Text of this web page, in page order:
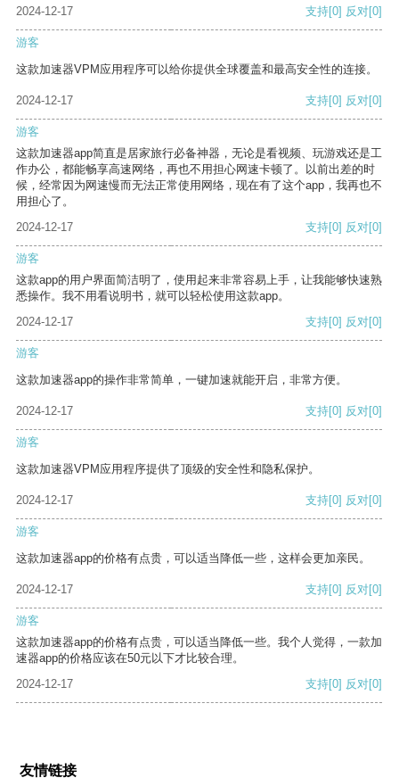
2024-12-17
支持[0] 反对[0]
游客
这款加速器VPM应用程序可以给你提供全球覆盖和最高安全性的连接。
2024-12-17 支持[0] 反对[0]
游客
这款加速器app简直是居家旅行必备神器，无论是看视频、玩游戏还是工
作办公，都能畅享高速网络，再也不用担心网速卡顿了。以前出差的时
候，经常因为网速慢而无法正常使用网络，现在有了这个app，我再也不
用担心了。
2024-12-17
支持[0] 反对[0]
游客
这款app的用户界面简洁明了，使用起来非常容易上手，让我能够快速熟
悉操作。我不用看说明书，就可以轻松使用这款app。
2024-12-17
支持[0] 反对[0]
游客
这款加速器app的操作非常简单，一键加速就能开启，非常方便。
2024-12-17 支持[0] 反对[0]
游客
这款加速器VPM应用程序提供了顶级的安全性和隐私保护。
2024-12-17 支持[0] 反对[0]
游客
这款加速器app的价格有点贵，可以适当降低一些，这样会更加亲民。
2024-12-17 支持[0] 反对[0]
游客
这款加速器app的价格有点贵，可以适当降低一些。我个人觉得，一款加
速器app的价格应该在50元以下才比较合理。
2024-12-17
支持[0] 反对[0]
友情链接